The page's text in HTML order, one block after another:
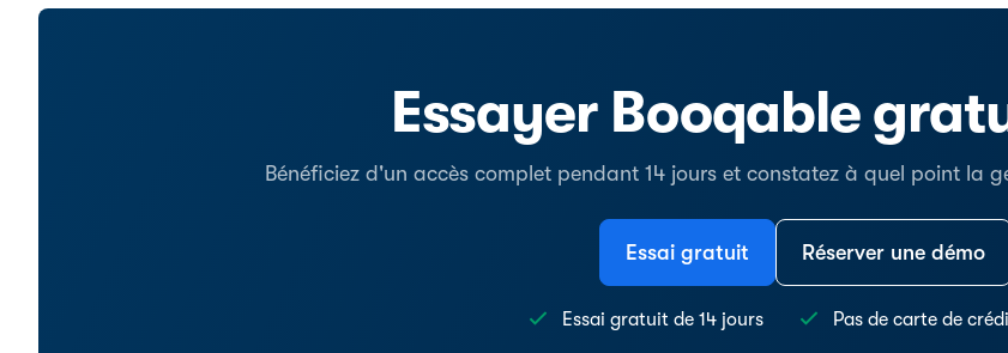
Essayer Booqable
Bénéficiez d'un accès complet pendant 14 jours et constatez à quel point la
Essai gratuit Réserver une démo
Essai gratuit de 14 jours Pas de carte de